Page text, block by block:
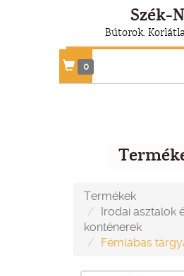
Szék-
Bútorok.
0
Termékek
Irodai asztalok
konténerek
Fémlábas